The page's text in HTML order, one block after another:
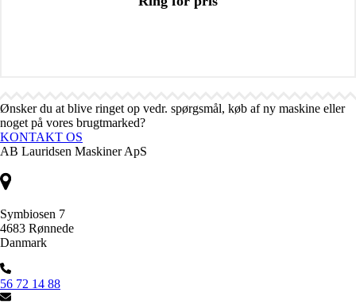
Ønsker du at blive ringet op vedr. spørgsmål, køb af ny maskine eller
noget på vores brugtmarked?
KONTAKT OS
AB Lauridsen Maskiner ApS
Symbiosen 7
4683 Rønnede
Danmark
56 72 14 88